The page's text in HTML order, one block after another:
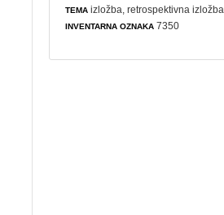
TEMA izložba ,retrospektivna izložba
INVENTARNA OZNAKA 7350